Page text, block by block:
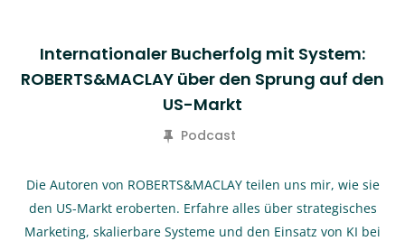
Internationaler Bucherfolg mit System:
ROBERTS&MACLAY über den Sprung auf den
US-Markt
Podcast
Die Autoren von ROBERTS&MACLAY teilen uns mir, wie sie
den US-Markt eroberten. Erfahre alles über strategisches
Marketing, skalierbare Systeme und den Einsatz von KI bei